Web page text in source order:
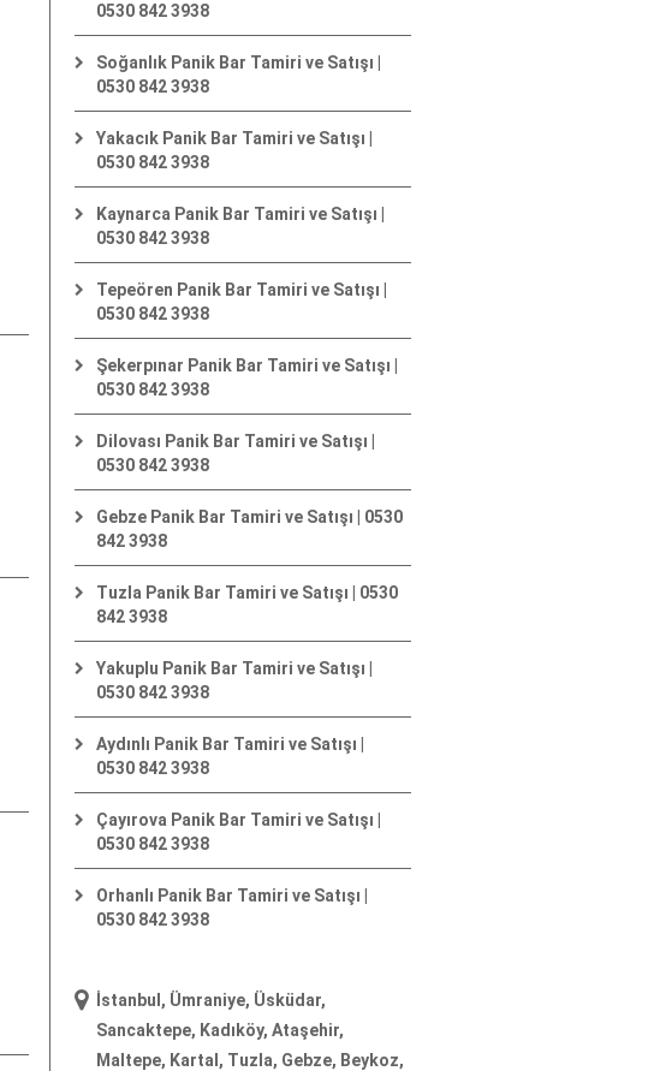
0530 842 3938
Soğanlık Panik Bar Tamiri ve Satışı |
0530 842 3938
Yakacık Panik Bar Tamiri ve Satışı |
0530 842 3938
Kaynarca Panik Bar Tamiri ve Satışı |
0530 842 3938
Tepeören Panik Bar Tamiri ve Satışı |
0530 842 3938
Şekerpınar Panik Bar Tamiri ve Satışı |
0530 842 3938
Dilovası Panik Bar Tamiri ve Satışı |
0530 842 3938
Gebze Panik Bar Tamiri ve Satışı | 0530
842 3938
Tuzla Panik Bar Tamiri ve Satışı | 0530
842 3938
Yakuplu Panik Bar Tamiri ve Satışı |
0530 842 3938
Aydınlı Panik Bar Tamiri ve Satışı |
0530 842 3938
Çayırova Panik Bar Tamiri ve Satışı |
0530 842 3938
Orhanlı Panik Bar Tamiri ve Satışı |
0530 842 3938
İstanbul, Ümraniye, Üsküdar,
Sancaktepe, Kadıköy, Ataşehir,
Maltepe, Kartal, Tuzla, Gebze, Beykoz,